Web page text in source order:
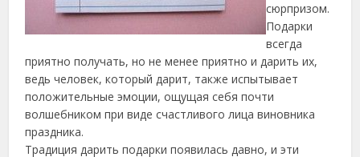
сюрпризом.
Подарки
всегда
приятно получать, но не менее приятно и дарить их,
ведь человек, который дарит, также испытывает
положительные эмоции, ощущая себя почти
волшебником при виде счастливого лица виновника
праздника.
Традиция дарить подарки появилась давно, и эти